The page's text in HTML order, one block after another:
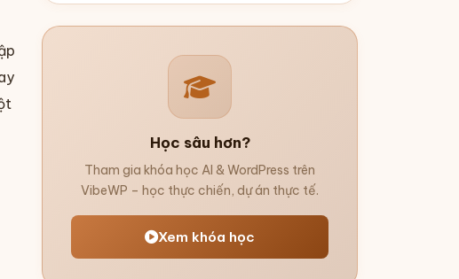
Học sâu hơn?
Tham gia khóa học AI & WordPress trên
VibeWP – học thực chiến, dự án thực tế.
Xem khóa học